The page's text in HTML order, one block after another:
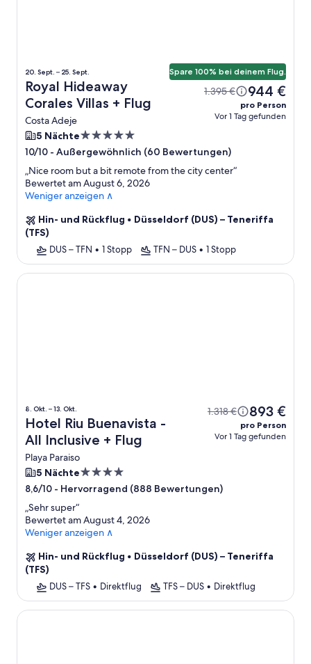
20. Sept. – 25. Sept.
Royal Hideaway
Corales Villas + Flug
Costa Adeje
Spare 100% bei deinem Flug.
1.395 € 944 €
pro Person
Vor 1 Tag gefunden
5 Nächte5.0-
Sterne-
Unterkunft
10/10 - Außergewöhnlich (60 Bewertungen)
„Nice room but a bit remote from the city center“
Bewertet am August 6, 2026
Weniger anzeigen ∧
Hin- und Rückflug • Düsseldorf (DUS) – Teneriffa
(TFS)
DUS – TFN • 1 Stopp TFN – DUS • 1 Stopp
8. Okt. – 13. Okt.
Hotel Riu Buenavista -
All Inclusive + Flug
Playa Paraiso
1.318 € 893 €
pro Person
Vor 1 Tag gefunden
5 Nächte4.0-
Sterne-
8,6/10 - Hervorragend (888 Bewertungen)
„Sehr super“
Bewertet am August 4, 2026
Weniger anzeigen ∧
Hin- und Rückflug • Düsseldorf (DUS) – Teneriffa
(TFS)
DUS – TFS • Direktflug TFS – DUS • Direktflug
Hotel Riu Buenavista - All Inclusive
Bahia Principe Escape Tenerife – Hyatt Inclusive Collection